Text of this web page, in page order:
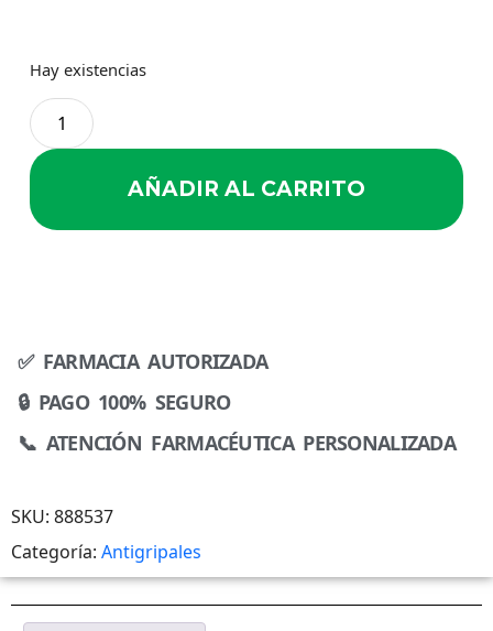
Hay existencias
AÑADIR AL CARRITO
✅ FARMACIA AUTORIZADA
🔒 PAGO 100% SEGURO
📞 ATENCIÓN FARMACÉUTICA PERSONALIZADA
SKU: 888537
Categoría: Antigripales